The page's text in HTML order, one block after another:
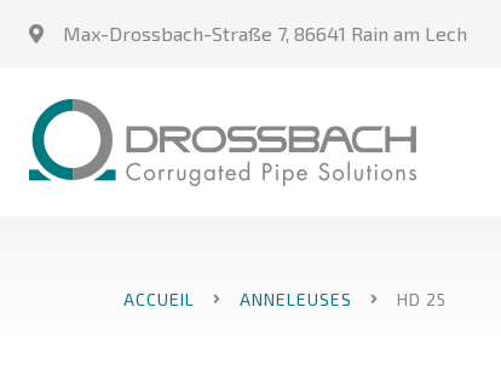
Max-Drossbach-Straße 7, 86641 Rain am Lech
ACCUEIL ANNELEUSES HD 25